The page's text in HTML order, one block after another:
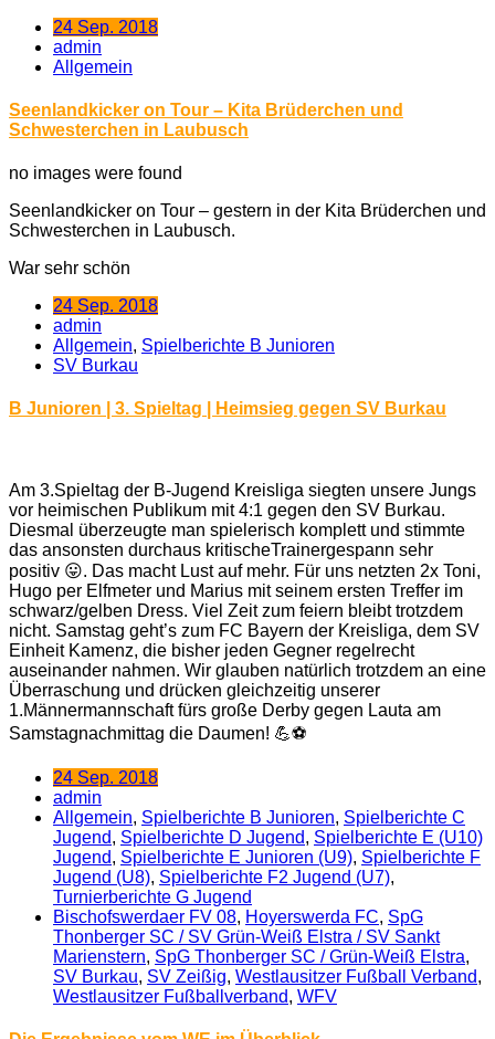
24 Sep. 2018
admin
Allgemein
Seenlandkicker on Tour – Kita Brüderchen und
Schwesterchen in Laubusch
no images were found
Seenlandkicker on Tour – gestern in der Kita Brüderchen und
Schwesterchen in Laubusch.
War sehr schön
24 Sep. 2018
admin
Allgemein, Spielberichte B Junioren
SV Burkau
B Junioren | 3. Spieltag | Heimsieg gegen SV Burkau
Am 3.Spieltag der B-Jugend Kreisliga siegten unsere Jungs
vor heimischen Publikum mit 4:1 gegen den SV Burkau.
Diesmal überzeugte man spielerisch komplett und stimmte
das ansonsten durchaus kritischeTrainergespann sehr
positiv 😛. Das macht Lust auf mehr. Für uns netzten 2x Toni,
Hugo per Elfmeter und Marius mit seinem ersten Treffer im
schwarz/gelben Dress. Viel Zeit zum feiern bleibt trotzdem
nicht. Samstag geht’s zum FC Bayern der Kreisliga, dem SV
Einheit Kamenz, die bisher jeden Gegner regelrecht
auseinander nahmen. Wir glauben natürlich trotzdem an eine
Überraschung und drücken gleichzeitig unserer
1.Männermannschaft fürs große Derby gegen Lauta am
Samstagnachmittag die Daumen! 💪⚽️
24 Sep. 2018
admin
Allgemein, Spielberichte B Junioren, Spielberichte C
Jugend, Spielberichte D Jugend, Spielberichte E (U10)
Jugend, Spielberichte E Junioren (U9), Spielberichte F
Jugend (U8), Spielberichte F2 Jugend (U7),
Turnierberichte G Jugend
Bischofswerdaer FV 08, Hoyerswerda FC, SpG
Thonberger SC / SV Grün-Weiß Elstra / SV Sankt
Marienstern, SpG Thonberger SC / ​Grün-Weiß Elstra,
SV Burkau, SV Zeißig, Westlausitzer Fußball Verband,
Westlausitzer Fußballverband, WFV